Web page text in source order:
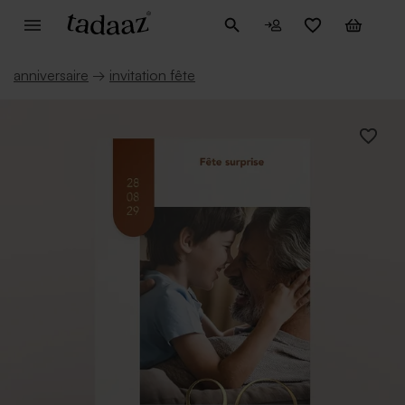
anniversaire → invitation fête